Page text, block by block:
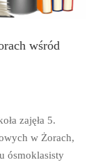
wśród
zajęła 5.
w Żorach,
ósmoklasisty